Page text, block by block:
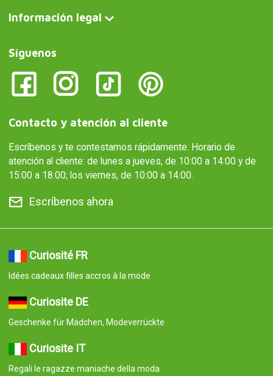
Información legal
Síguenos
Contacto y atención al cliente
Escríbenos y te contestamos rápidamente. Horario de
atención al cliente: de lunes a jueves, de 10:00 a 14:00 y de
15:00 a 18:00; los viernes, de 10:00 a 14:00.
Escríbenos ahora
Curiosité FR
Idées cadeaux filles accros à la mode
Curiosite DE
Geschenke für Mädchen, Modeverrückte
Curiosite IT
Regali le ragazze maniache della moda